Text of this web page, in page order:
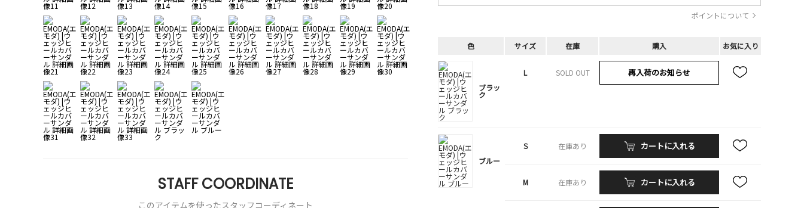
STAFF COORDINATE
このアイテムを使ったスタッフコーディネート
ポイントについて
色 サイズ 在庫 購入 お気に入り
ブラッ
ク
L SOLD OUT 再入荷のお知らせ
ブルー
S 在庫あり カートに入れる
M 在庫あり カートに入れる